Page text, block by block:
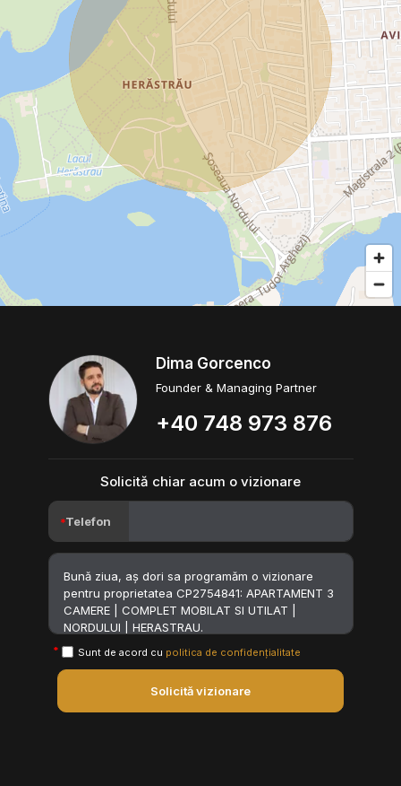
Dima Gorcenco
Founder & Managing Partner
+40 748 973 876
Solicită chiar acum o vizionare
Telefon
Sunt de acord cu politica de confidențialitate
Solicită vizionare